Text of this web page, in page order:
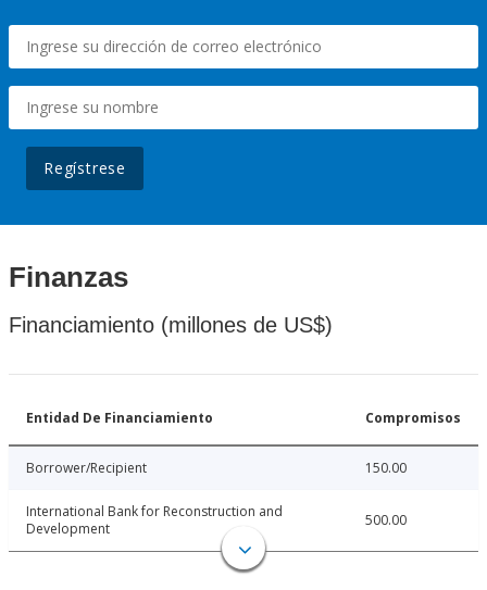
Regístrese
Finanzas
Financiamiento (millones de US$)
Entidad De Financiamiento Compromisos
Borrower/Recipient 150.00
International Bank for Reconstruction and
Development
500.00